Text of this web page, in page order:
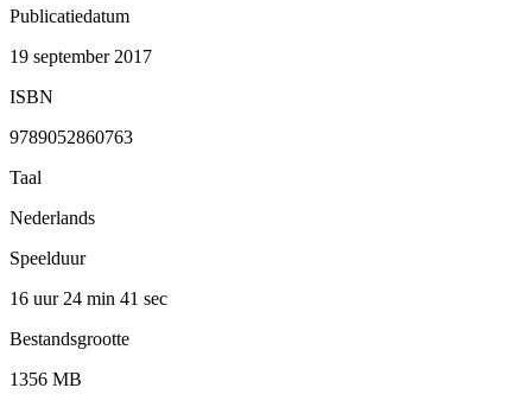
Publicatiedatum
19 september 2017
ISBN
9789052860763
Taal
Nederlands
Speelduur
16 uur 24 min 41 sec
Bestandsgrootte
1356 MB